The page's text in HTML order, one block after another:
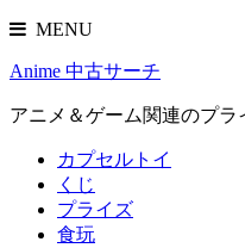
MENU
Anime 中古サーチ
アニメ＆ゲーム関連のプ
カプセルトイ
くじ
プライズ
食玩